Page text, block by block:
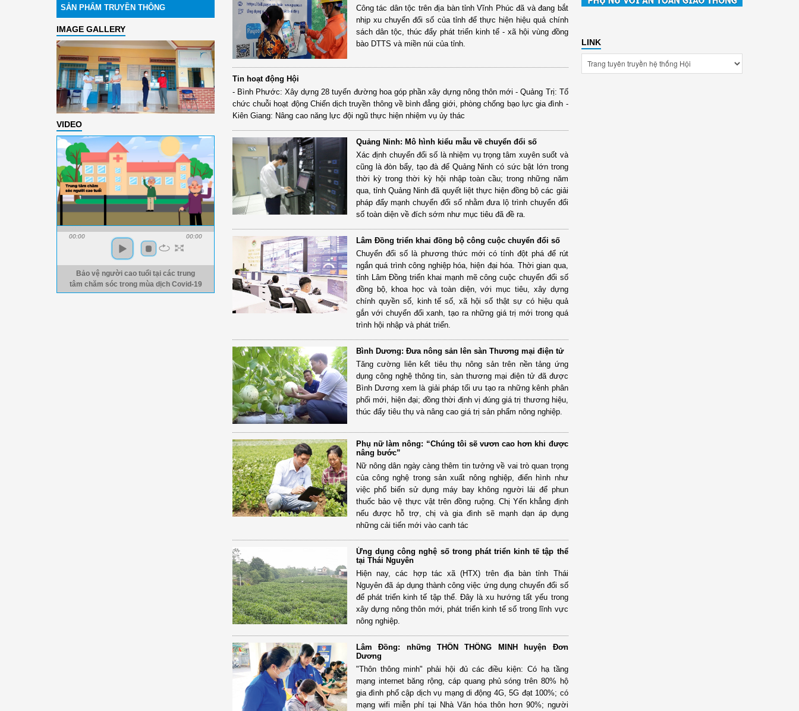
SẢN PHẨM TRUYỀN THÔNG
IMAGE GALLERY
VIDEO
00:00 00:00
Bảo vệ người cao tuổi tại các trung
tâm chăm sóc trong mùa dịch Covid-19
Công tác dân tộc trên địa bàn tỉnh Vĩnh Phúc đã và đang bắt
nhịp xu chuyển đổi số của tỉnh để thực hiện hiệu quả chính
sách dân tộc, thúc đẩy phát triển kinh tế - xã hội vùng đồng
bào DTTS và miền núi của tỉnh.
Tin hoạt động Hội
- Bình Phước: Xây dựng 28 tuyến đường hoa góp phần xây dựng nông thôn mới - Quảng Trị: Tổ
chức chuỗi hoạt động Chiến dịch truyền thông về bình đẳng giới, phòng chống bạo lực gia đình -
Kiên Giang: Nâng cao năng lực đội ngũ thực hiện nhiệm vụ ủy thác
Quảng Ninh: Mô hình kiểu mẫu về chuyển đổi số
Xác định chuyển đổi số là nhiệm vụ trọng tâm xuyên suốt và
cũng là đòn bẩy, tạo đà để Quảng Ninh có sức bật lớn trong
thời kỳ trong thời kỳ hội nhập toàn cầu; trong những năm
qua, tỉnh Quảng Ninh đã quyết liệt thực hiện đồng bộ các giải
pháp đẩy mạnh chuyển đổi số nhằm đưa lộ trình chuyển đổi
số toàn diện về đích sớm như mục tiêu đã đề ra.
Lâm Đồng triển khai đồng bộ công cuộc chuyển đổi số
Chuyển đổi số là phương thức mới có tính đột phá để rút
ngắn quá trình công nghiệp hóa, hiện đại hóa. Thời gian qua,
tỉnh Lâm Đồng triển khai mạnh mẽ công cuộc chuyển đổi số
đồng bộ, khoa học và toàn diện, với mục tiêu, xây dựng
chính quyền số, kinh tế số, xã hội số thật sự có hiệu quả
gắn với chuyển đổi xanh, tạo ra những giá trị mới trong quá
trình hội nhập và phát triển.
Bình Dương: Đưa nông sản lên sàn Thương mại điện tử
Tăng cường liên kết tiêu thụ nông sản trên nền tảng ứng
dụng công nghệ thông tin, sàn thương mại điện tử đã được
Bình Dương xem là giải pháp tối ưu tạo ra những kênh phân
phối mới, hiện đại; đồng thời định vị đúng giá trị thương hiệu,
thúc đẩy tiêu thụ và nâng cao giá trị sản phẩm nông nghiệp.
Phụ nữ làm nông: “Chúng tôi sẽ vươn cao hơn khi được
nâng bước”
Nữ nông dân ngày càng thêm tin tưởng về vai trò quan trọng
của công nghệ trong sản xuất nông nghiệp, điển hình như
việc phổ biến sử dụng máy bay không người lái để phun
thuốc bảo vệ thực vật trên đồng ruộng. Chị Yến khẳng định
nếu được hỗ trợ, chị và gia đình sẽ mạnh dạn áp dụng
những cải tiến mới vào canh tác
Ứng dụng công nghệ số trong phát triển kinh tế tập thể
tại Thái Nguyên
Hiện nay, các hợp tác xã (HTX) trên địa bàn tỉnh Thái
Nguyên đã áp dụng thành công việc ứng dụng chuyển đổi số
để phát triển kinh tế tập thể. Đây là xu hướng tất yếu trong
xây dựng nông thôn mới, phát triển kinh tế số trong lĩnh vực
nông nghiệp.
Lâm Đồng: những THÔN THÔNG MINH huyện Đơn
Dương
"Thôn thông minh" phải hội đủ các điều kiện: Có hạ tầng
mạng internet băng rộng, cáp quang phủ sóng trên 80% hộ
gia đình phổ cập dịch vụ mạng di động 4G, 5G đạt 100%; có
mạng wifi miễn phí tại Nhà Văn hóa thôn hơn 90%; người
LINK